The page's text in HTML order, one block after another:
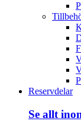
Reservdelar
Se allt